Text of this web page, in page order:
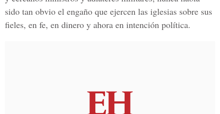
sido tan obvio el engaño que ejercen las iglesias sobre sus
fieles, en fe, en dinero y ahora en intención política.